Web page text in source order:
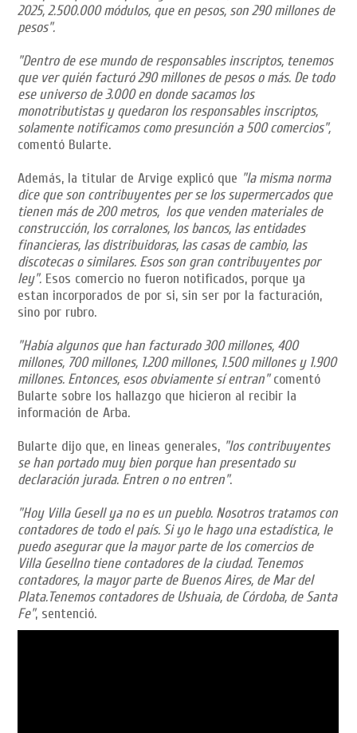
2025, 2.500.000 módulos, que en pesos, son 290 millones de
pesos".
"Dentro de ese mundo de responsables inscriptos, tenemos
que ver quién facturó 290 millones de pesos o más. De todo
ese universo de 3.000 en donde sacamos los
monotributistas y quedaron los responsables inscriptos,
solamente notificamos como presunción a 500 comercios",
comentó Bularte.
Además, la titular de Arvige explicó que "la misma norma
dice que son contribuyentes per se los supermercados que
tienen más de 200 metros, los que venden materiales de
construcción, los corralones, los bancos, las entidades
financieras, las distribuidoras, las casas de cambio, las
discotecas o similares. Esos son gran contribuyentes por
ley". Esos comercio no fueron notificados, porque ya
estan incorporados de por si, sin ser por la facturación,
sino por rubro.
"Había algunos que han facturado 300 millones, 400
millones, 700 millones, 1.200 millones, 1.500 millones y 1.900
millones. Entonces, esos obviamente sí entran"comentó
Bularte sobre los hallazgo que hicieron al recibir la
información de Arba.
Bularte dijo que, en lineas generales, "los contribuyentes
se han portado muy bien porque han presentado su
declaración jurada. Entren o no entren".
"Hoy Villa Gesell ya no es un pueblo. Nosotros tratamos con
contadores de todo el país. Si yo le hago una estadística, le
puedo asegurar que la mayor parte de los comercios de
Villa Gesellno tiene contadores de la ciudad. Tenemos
contadores, la mayor parte de Buenos Aires, de Mar del
Plata.Tenemos contadores de Ushuaia, de Córdoba, de Santa
Fe", sentenció.